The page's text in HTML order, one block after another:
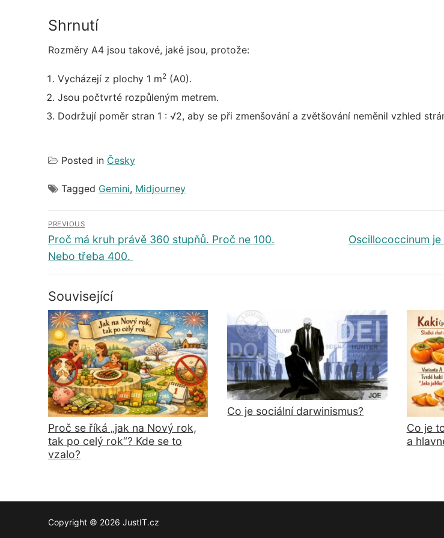
Shrnutí
Rozměry A4 jsou takové, jaké jsou, protože:
Vycházejí z plochy 1 m2 (A0).
Jsou počtvrté rozpůleným metrem.
Dodržují poměr stran 1 : √2, aby se při zmenšování a zvětšování neměnil vzhled
Posted in Česky
Tagged Gemini, Midjourney
Navigace
pro
příspěvek
PREVIOUS
Předchozí
příspěvek
Proč má kruh právě 360 stupňů. Proč ne 100.
Nebo třeba 400.
Další
Oscillococcinum
Související
Proč se říká „jak na Nový rok,
tak po celý rok“? Kde se to
vzalo?
Co je sociální darwinismus?
Co je
a
Copyright © 2026 JustIT.cz